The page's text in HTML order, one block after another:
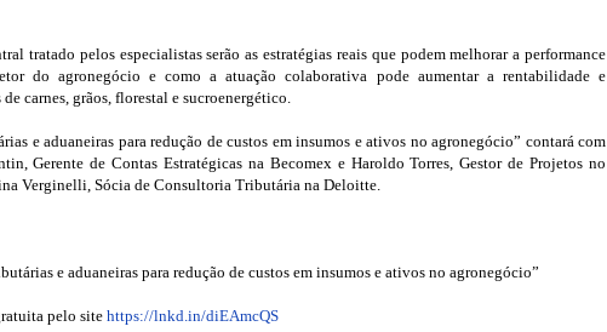
tratado pelos especialistas serão as estratégias reais que podem melhorar a performance
do agronegócio e como a atuação colaborativa pode aumentar a rentabilidade e
carnes, grãos, florestal e sucroenergético.
e aduaneiras para redução de custos em insumos e ativos no agronegócio” contará com
Gerente de Contas Estratégicas na Becomex e Haroldo Torres, Gestor de Projetos no
Verginelli, Sócia de Consultoria Tributária na Deloitte.
e aduaneiras para redução de custos em insumos e ativos no agronegócio”
pelo site https://lnkd.in/diEAmcQS